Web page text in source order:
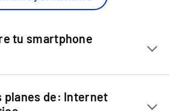
tu smartphone
planes de: Internet